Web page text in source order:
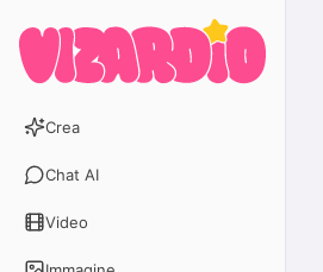
Crea
Chat AI
Video